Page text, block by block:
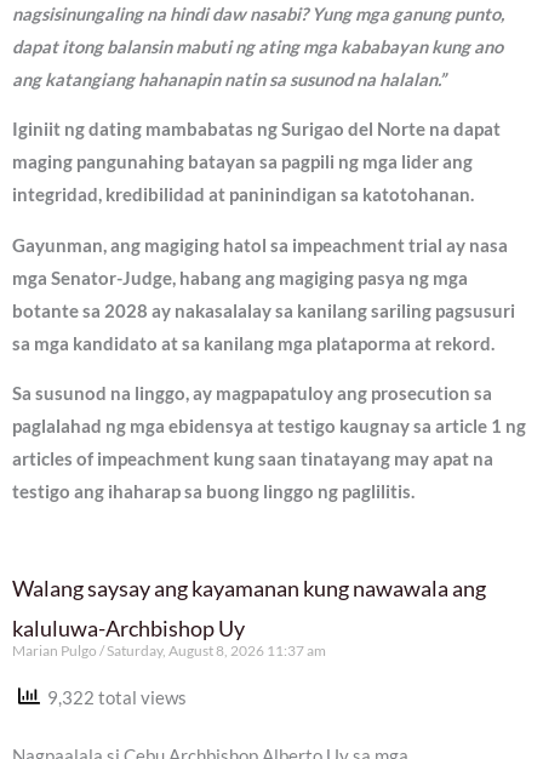
nagsisinungaling na hindi daw nasabi? Yung mga ganung punto,
dapat itong balansin mabuti ng ating mga kababayan kung ano
ang katangiang hahanapin natin sa susunod na halalan.”
Iginiit ng dating mambabatas ng Surigao del Norte na dapat
maging pangunahing batayan sa pagpili ng mga lider ang
integridad, kredibilidad at paninindigan sa katotohanan.
Gayunman, ang magiging hatol sa impeachment trial ay nasa
mga Senator-Judge, habang ang magiging pasya ng mga
botante sa 2028 ay nakasalalay sa kanilang sariling pagsusuri
sa mga kandidato at sa kanilang mga plataporma at rekord.
Sa susunod na linggo, ay magpapatuloy ang prosecution sa
paglalahad ng mga ebidensya at testigo kaugnay sa article 1 ng
articles of impeachment kung saan tinatayang may apat na
testigo ang ihaharap sa buong linggo ng paglilitis.
Walang saysay ang kayamanan kung nawawala ang
kaluluwa-Archbishop Uy
Marian Pulgo Saturday, August 8, 2026 11:37 am
9,322 total views